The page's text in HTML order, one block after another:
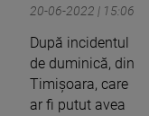
20-06-2022 | 15:06
După incidentul
de duminică, din
Timișoara, care
ar fi putut avea